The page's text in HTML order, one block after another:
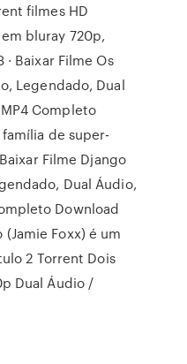
filmes HD
bluray 720p,
· Baixar Filme Os
Legendado, Dual
Completo
de super-
Filme Django
Dual Áudio,
Download
Foxx) é um
2 Torrent Dois
Dual Áudio /